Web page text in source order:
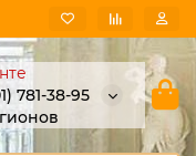
781-38-95